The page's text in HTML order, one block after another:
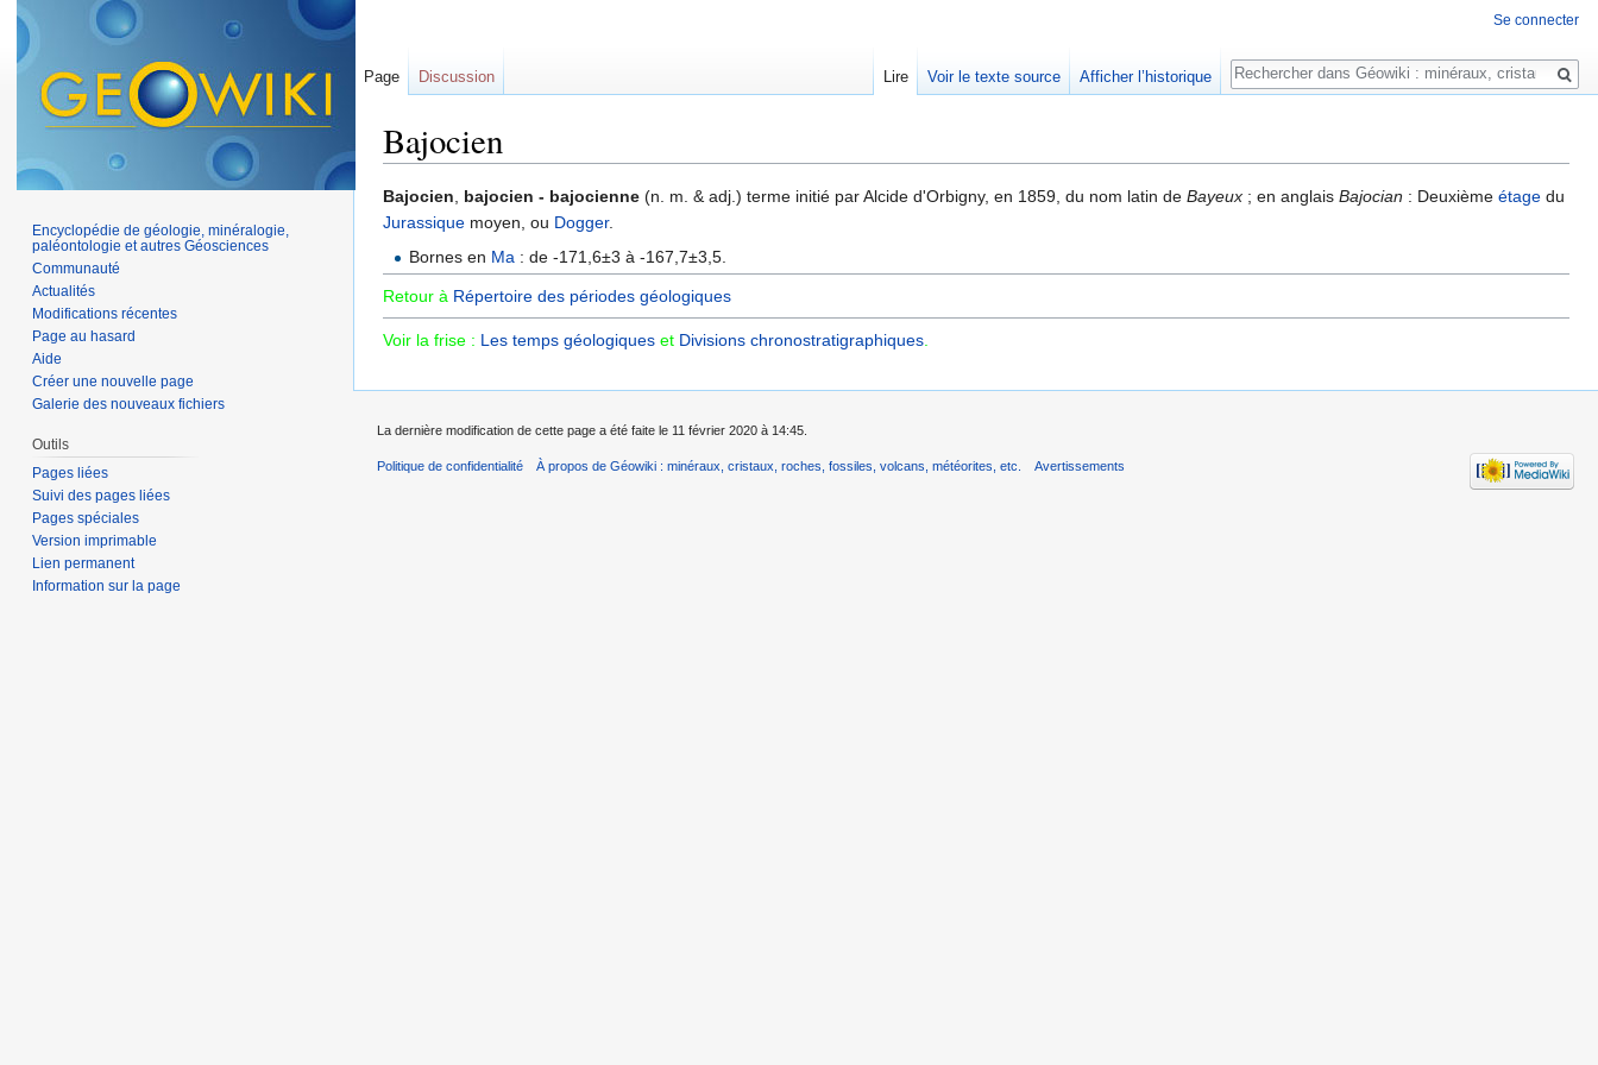
Bajocien
Bajocien, bajocien - bajocienne (n. m. & adj.) terme initié par Alcide d'Orbigny, en 1859, du nom latin de Bayeux ; en anglais Bajocian : Deuxième étage du
Jurassique moyen, ou Dogger.
Bornes en Ma : de -171,6±3 à -167,7±3,5.
Retour à Répertoire des périodes géologiques
Voir la frise : Les temps géologiques et Divisions chronostratigraphiques‎.
Se connecter
Page Discussion Lire Voir le texte source Afficher l’historique
Rechercher
Encyclopédie de géologie, minéralogie,
paléontologie et autres Géosciences
Communauté
Actualités
Modifications récentes
Page au hasard
Aide
Créer une nouvelle page
Galerie des nouveaux fichiers
Outils
Pages liées
Suivi des pages liées
Pages spéciales
Version imprimable
Lien permanent
Information sur la page
La dernière modification de cette page a été faite le 11 février 2020 à 14:45.
Politique de confidentialité À propos de Géowiki : minéraux, cristaux, roches, fossiles, volcans, météorites, etc. Avertissements